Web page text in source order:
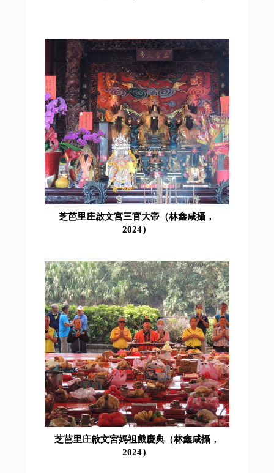
芝芭里庄啟文宮三官大帝（林鑫咸攝，
2024）
芝芭里庄啟文宮媽祖戲慶典（林鑫咸攝，
2024）